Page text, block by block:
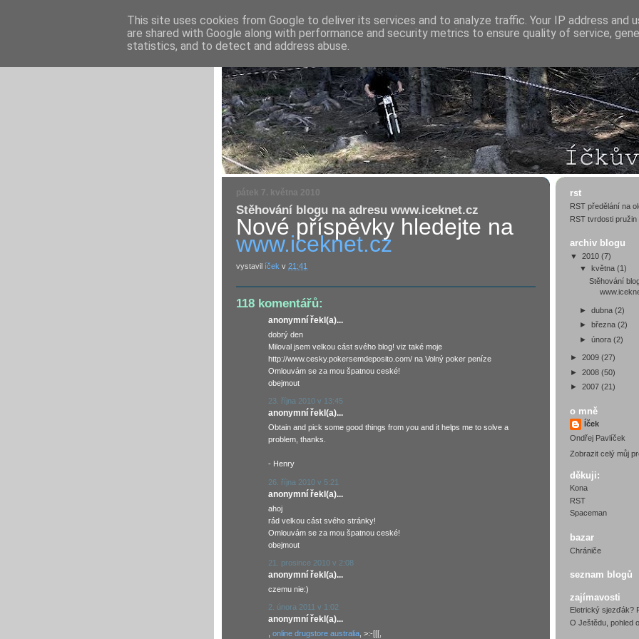
pátek 7. května 2010
Stěhování blogu na adresu www.iceknet.cz
Nové příspěvky hledejte na
www.iceknet.cz
vystavil íček v 21:41
118 komentářů:
anonymní řekl(a)...
dobrý den
Miloval jsem velkou cást svého blog! viz také moje
http://www.cesky.pokersemdeposito.com/ na Volný poker peníze
Omlouvám se za mou špatnou ceské!
obejmout
23. října 2010 v 13:45
anonymní řekl(a)...
Obtain and pick some good things from you and it helps me to solve a
problem, thanks.
- Henry
26. října 2010 v 5:21
anonymní řekl(a)...
ahoj
rád velkou cást svého stránky!
Omlouvám se za mou špatnou ceské!
obejmout
21. prosince 2010 v 2:08
anonymní řekl(a)...
czemu nie:)
2. února 2011 v 1:02
anonymní řekl(a)...
, online drugstore australia, >:-[[[,
rst
RST předělání na
RST tvrdosti pružin
archiv blogu
▼ 2010 (7)
▼ května (1)
Stěhování
► dubna (2)
► března (2)
► února (2)
► 2009 (27)
► 2008 (50)
► 2007 (21)
o mně
Íček
Ondřej Pavlíček
Zobrazit celý můj
děkuji:
Kona
RST
Spaceman
bazar
Chrániče
seznam blogů
zajímavosti
Eletrický sjezďák?
O Ještědu, pohled
This site uses cookies from Google to deliver its services and to analyze traffic. Your IP address and
are shared with Google along with performance and security metrics to ensure quality of service,
statistics, and to detect and address abuse.